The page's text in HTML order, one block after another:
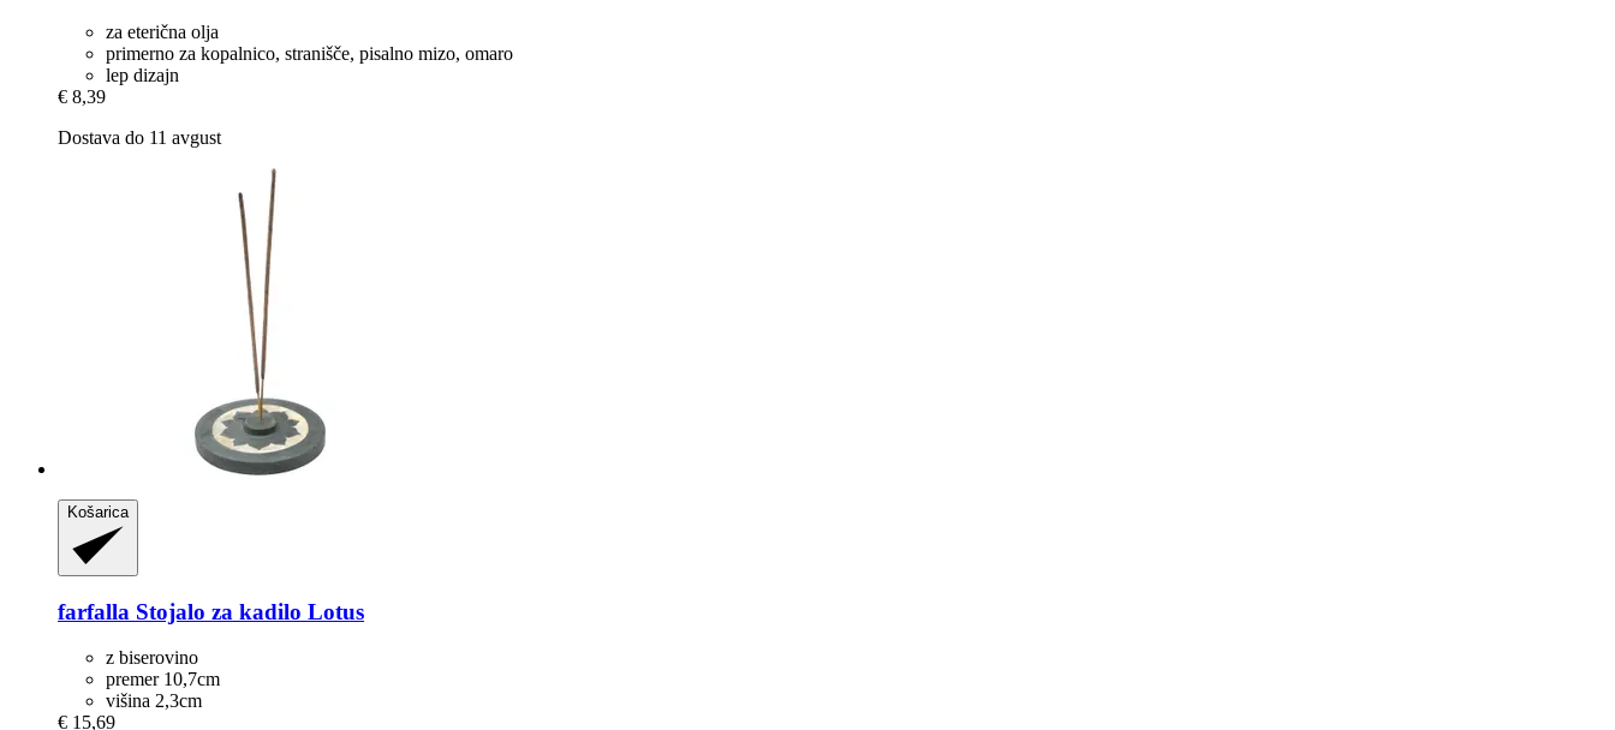
za eterična olja
primerno za kopalnico, stranišče, pisalno mizo, omaro
lep dizajn
€ 8,39
Dostava do 11 avgust
Košarica
farfalla Stojalo za kadilo Lotus
z biserovino
premer 10,7cm
višina 2,3cm
€ 15,69